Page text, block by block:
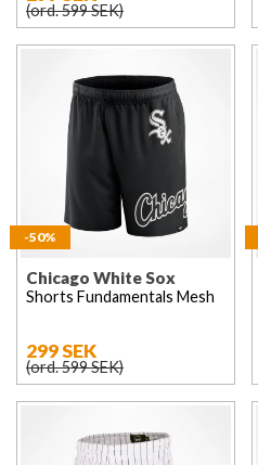
(ord. 599 SEK)
-50%
Chicago White Sox
Shorts Fundamentals Mesh
299 SEK
(ord. 599 SEK)